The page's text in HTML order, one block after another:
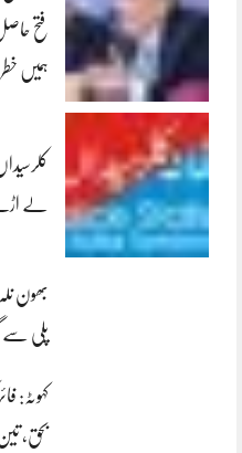
ہمیں
لے
بھون
پلی سے
کہوٹہ:
بحق،